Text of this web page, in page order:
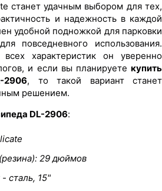
станет удачным выбором для тех,
и надежность в каждой
удобной подножкой для парковки
повседневного использования.
характеристик он уверенно
и если вы планируете купить
, то такой вариант станет
решением.
DL-2906:
29 дюймов
сталь, 15"